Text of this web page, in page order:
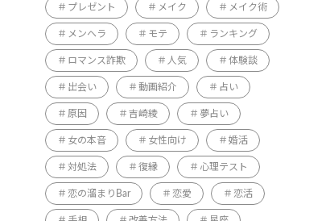
プレゼント メイク メイク術
メンヘラ モテ ランキング
ロマンス詐欺 人気 体験談
出会い 動画紹介 占い
原因 吉崎綾 夢占い
女の本音 女性向け 婚活
対処法 復縁 心理テスト
恋の溜まりBar 恋愛 恋活